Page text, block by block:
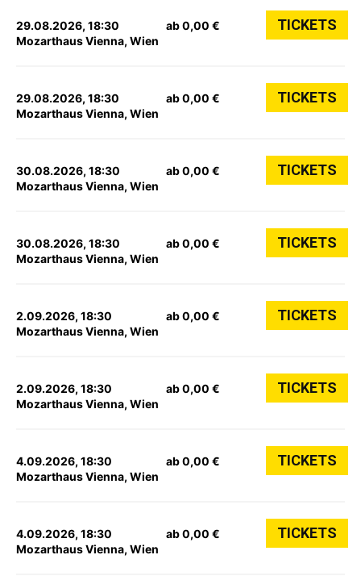
29.08.2026, 18:30
Mozarthaus Vienna, Wien
ab 0,00 € TICKETS
29.08.2026, 18:30
Mozarthaus Vienna, Wien
ab 0,00 € TICKETS
30.08.2026, 18:30
Mozarthaus Vienna, Wien
ab 0,00 € TICKETS
30.08.2026, 18:30
Mozarthaus Vienna, Wien
ab 0,00 € TICKETS
2.09.2026, 18:30
Mozarthaus Vienna, Wien
ab 0,00 € TICKETS
2.09.2026, 18:30
Mozarthaus Vienna, Wien
ab 0,00 € TICKETS
4.09.2026, 18:30
Mozarthaus Vienna, Wien
ab 0,00 € TICKETS
4.09.2026, 18:30
Mozarthaus Vienna, Wien
ab 0,00 € TICKETS